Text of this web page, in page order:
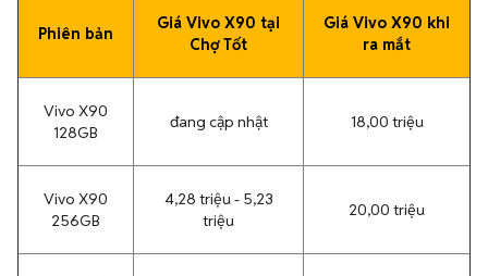
Phiên bản
Giá Vivo X90 tại
Chợ Tốt
Giá Vivo X90 khi
ra mắt
Vivo X90
128GB
đang cập nhật 18,00 triệu
Vivo X90
256GB
4,28 triệu - 5,23
triệu
20,00 triệu